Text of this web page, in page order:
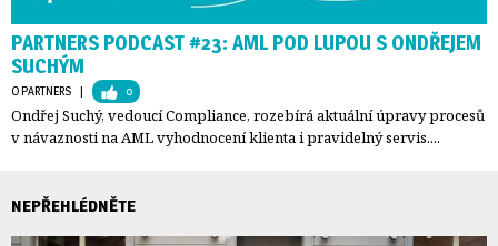
PARTNERS PODCAST #23: AML POD LUPOU S ONDŘEJEM
SUCHÝM
O PARTNERS | 0
Ondřej Suchý, vedoucí Compliance, rozebírá aktuální úpravy procesů
v návaznosti na AML vyhodnocení klienta i pravidelný servis....
NEPŘEHLÉDNĚTE